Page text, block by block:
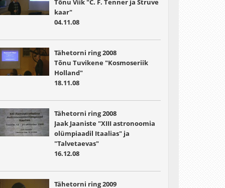
Tõnu Viik "C. F. Tenner ja Struve
kaar"
04.11.08
Tähetorni ring 2008
Tõnu Tuvikene "Kosmoseriik
Holland"
18.11.08
Tähetorni ring 2008
Jaak Jaaniste "XIII astronoomia
olümpiaadil Itaalias" ja
"Talvetaevas"
16.12.08
Tähetorni ring 2009